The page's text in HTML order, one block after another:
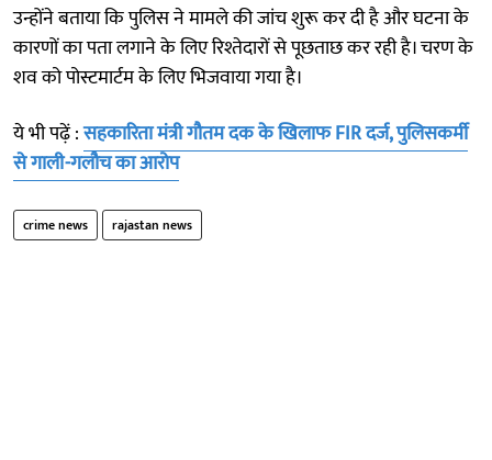
उन्होंने बताया कि पुलिस ने मामले की जांच शुरू कर दी है और घटना के
कारणों का पता लगाने के लिए रिश्तेदारों से पूछताछ कर रही है। चरण के
शव को पोस्टमार्टम के लिए भिजवाया गया है।
ये भी पढ़ें :सहकारिता मंत्री गौतम दक के खिलाफ FIR दर्ज, पुलिसकर्मी
से गाली-गलौच का आरोप
crime news rajastan news